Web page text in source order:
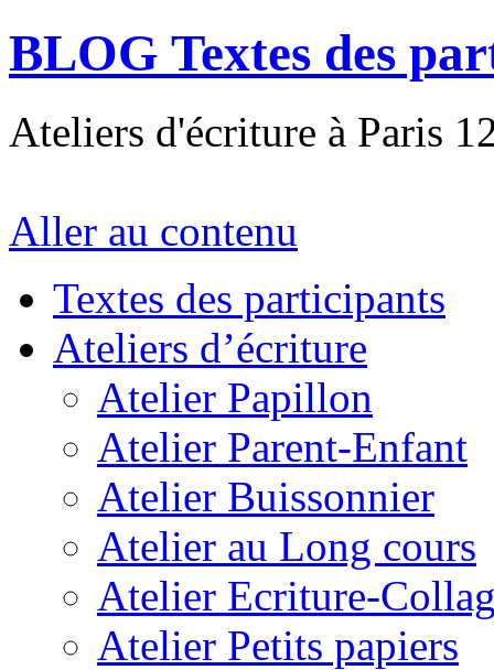
BLOG Textes des
Ateliers d'écriture à Paris
Aller au contenu
Textes des participants
Ateliers d’écriture
Atelier Papillon
Atelier Parent-Enfant
Atelier Buissonnier
Atelier au Long cours
Atelier Ecriture-
Atelier Petits papiers